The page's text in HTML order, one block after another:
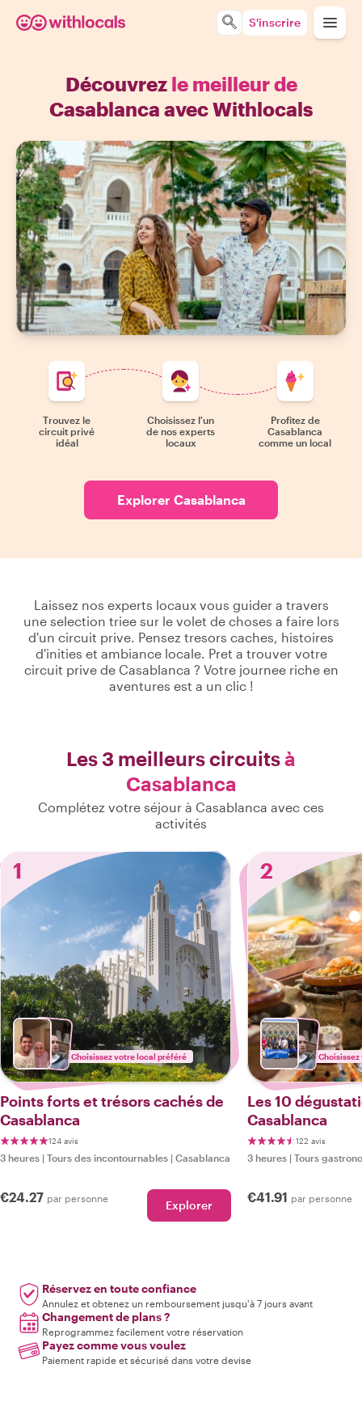
S'inscrire
Découvrez le meilleur de
Casablanca avec Withlocals
Trouvez le
circuit privé
idéal
Choisissez l'un
de nos experts
locaux
Profitez de
Casablanca
comme un local
Explorer Casablanca
Laissez nos experts locaux vous guider a travers
une selection triee sur le volet de choses a faire lors
d'un circuit prive. Pensez tresors caches, histoires
d'inities et ambiance locale. Pret a trouver votre
circuit prive de Casablanca ? Votre journee riche en
aventures est a un clic !
Les 3 meilleurs circuitsà
Casablanca
Complétez votre séjour à Casablanca avec ces
activités
1
Choisissez votre local préféré
Points forts et trésors cachés de
Casablanca
124 avis
3 heures | Tours des incontournables | Casablanca
€24.27 par personne Explorer
2
Les 10
Casablanca
122 avis
3 heures | Tours
€41.91 par personne
Réservez en toute confiance
Annulez et obtenez un remboursement jusqu'à 7 jours avant
Changement de plans ?
Reprogrammez facilement votre réservation
Payez comme vous voulez
Paiement rapide et sécurisé dans votre devise